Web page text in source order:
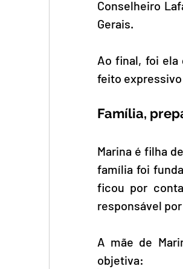
Conselheiro
Gerais.
Ao final, foi ela
feito expressivo
Família,
Marina é filha
família foi
ficou por
responsável
A mãe de
objetiva: